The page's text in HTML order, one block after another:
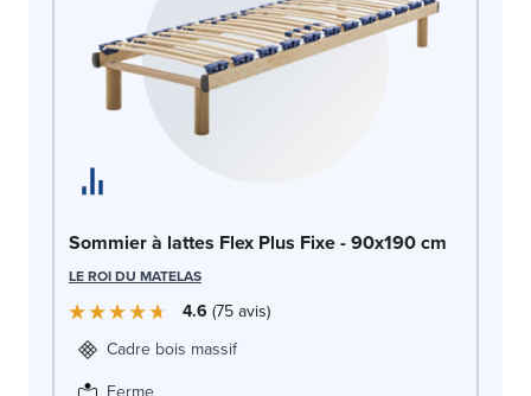
Sommier à lattes Flex Plus Fixe - 90x190 cm
LE ROI DU MATELAS
4.6 75avis
Cadre bois massif